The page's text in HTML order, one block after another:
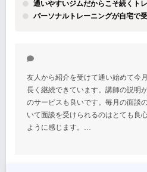
通いやすいジムだからこそ続くト
パーソナルトレーニングが自宅で
友人から紹介を受けて通い始めて今
長く継続できています。講師の説明
のサービスも良いです。毎月の面談
いて面談を受けられるのはとても良
ように感じます。…